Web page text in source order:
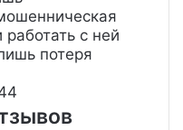
с ней
потеря